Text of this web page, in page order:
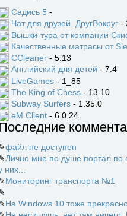
Садись 5 -
Чат для друзей. ДругВокруг -
Вышки-тура от компании
Качественные матрасы от
CCleaner - 5.13
Английский для детей - 7.4
LiveGames - 1_85
The King of Chess - 13.10
Subway Surfers - 1.35.0
eM Client - 6.0.24
файл не доступен
Лично мне по душе портал по
них...
Мониторинг транспорта №1
На Windows 10 тоже